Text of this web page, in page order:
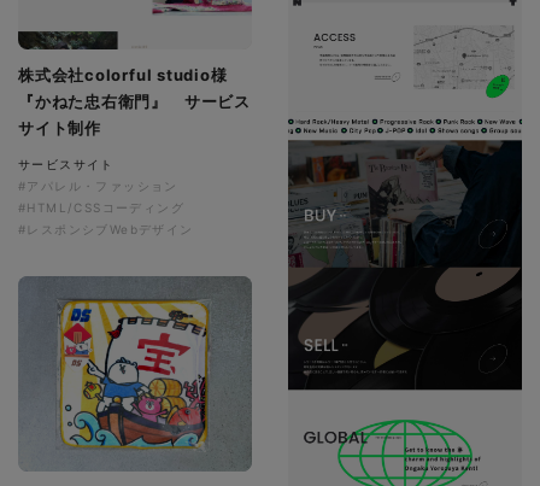
株式会社colorful studio様
『かねた忠右衛門』 サービス
サイト制作
サービスサイト
#アパレル・ファッション
#HTML/CSSコーディング
#レスポンシブWebデザイン